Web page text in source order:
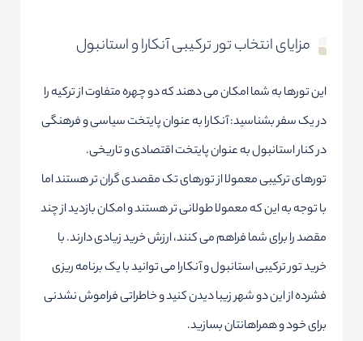
مزایای انتخاب تور ترکیبی آنکارا و استانبول
این تورها به شما امکان می دهند که دو چهره متفاوت از ترکیه را
در یک سفر بشناسید: آنکارا به عنوان پایتخت سیاسی و فرهنگی
در کنار استانبول به عنوان پایتخت اقتصادی و تاریخی.
تورهای ترکیبی معمولا از تورهای تک مقصدی گران تر هستند اما
با توجه به این که معمولا طولانی تر هستند و امکان بازدید از چند
مقصد را برای شما فراهم می کنند، ارزش خرید زیادی دارند. با
خرید تور ترکیبی استانبول و آنکارا می توانید با یک برنامه ریزی
فشرده از این دو شهر زیبا دیدن کنید و خاطراتی فراموش نشدنی
برای خود و همراهانتان بسازید.